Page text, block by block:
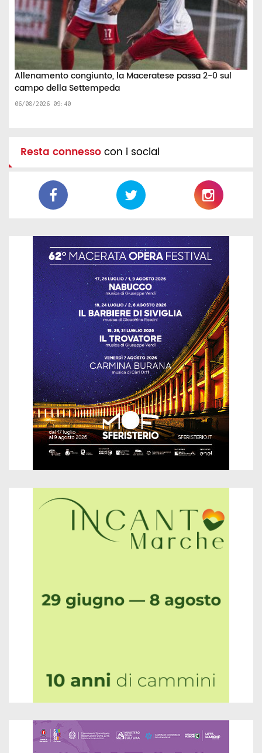
Allenamento congiunto, la Maceratese passa 2-0 sul
campo della Settempeda
06/08/2026 09:40
Resta connessocon i social